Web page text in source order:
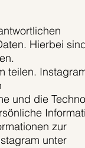
Hierbei
teilen.
und die
zur
unter